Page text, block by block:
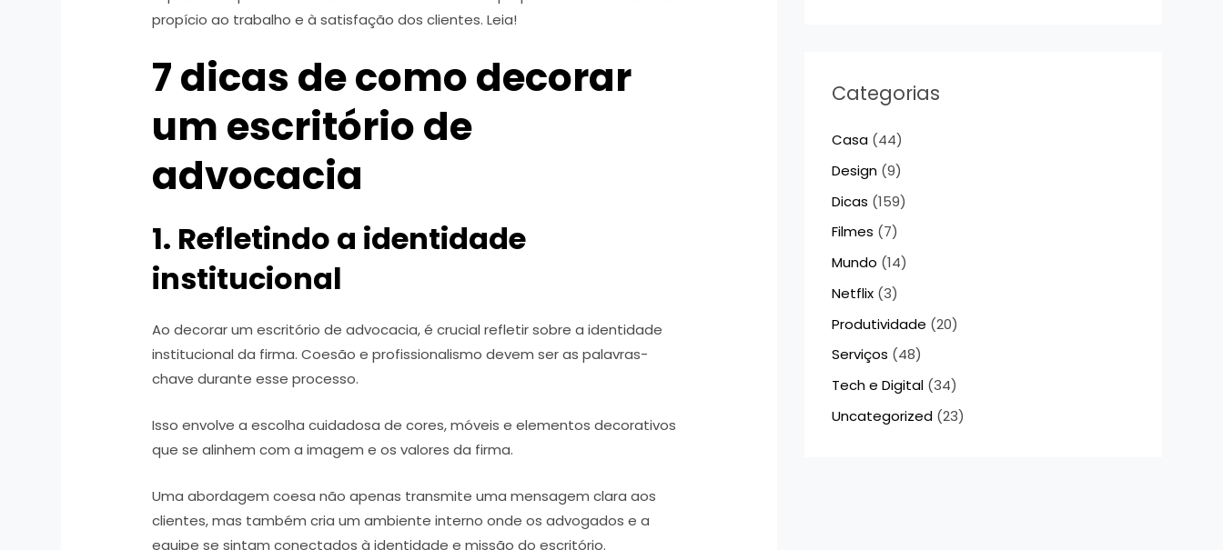
propício ao trabalho e à satisfação dos clientes. Leia!
7 dicas de como decorar
um escritório de
advocacia
1. Refletindo a identidade
institucional
Ao decorar um escritório de advocacia, é crucial refletir sobre a identidade
institucional da firma. Coesão e profissionalismo devem ser as palavras-
chave durante esse processo.
Isso envolve a escolha cuidadosa de cores, móveis e elementos decorativos
que se alinhem com a imagem e os valores da firma.
Uma abordagem coesa não apenas transmite uma mensagem clara aos
clientes, mas também cria um ambiente interno onde os advogados e a
equipe se sintam conectados à identidade e missão do escritório.
Categorias
Casa(44)
Design(9)
Dicas (159)
Filmes (7)
Mundo (14)
Netflix(3)
Produtividade (20)
Serviços (48)
Tech e Digital(34)
Uncategorized(23)